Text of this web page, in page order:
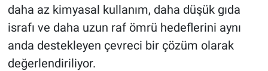
daha az kimyasal kullanım, daha düşük gıda
israfı ve daha uzun raf ömrü hedeflerini aynı
anda destekleyen çevreci bir çözüm olarak
değerlendiriliyor.